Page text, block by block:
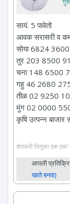
सायं. 5 पावेतो
आवक सरासरी व
सोया 6824
तुर 203 8500
चना 148 6500
गहु 46 2680
तीळ 02 9250
मुंग 02 0000
कृषि उत्पन्न बाजार
शेतकरी तितुका एक एक!
आपली
खाते बनवा)